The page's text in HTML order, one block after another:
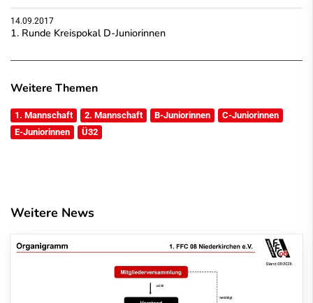
14.09.2017
1. Runde Kreispokal D-Juniorinnen
Weitere Themen
1. Mannschaft 2. Mannschaft B-Juniorinnen
C-Juniorinnen
E-Juniorinnen
Ü32
Weitere News